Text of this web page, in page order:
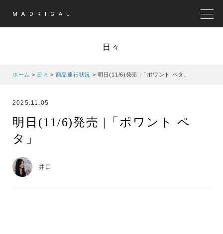
MADRIGAL
日々
ホーム > 日々 > 商品運行状況 >明日(11/6)発売 |「ポワント ペタ」
2025.11.05
明日(11/6)発売 |「ポワント ペ
タ」
井口